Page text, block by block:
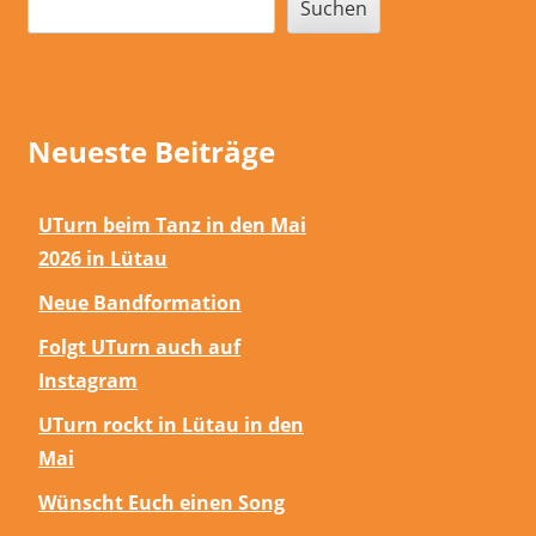
Suchen
Neueste Beiträge
UTurn beim Tanz in den Mai
2026 in Lütau
Neue Bandformation
Folgt UTurn auch auf
Instagram
UTurn rockt in Lütau in den
Mai
Wünscht Euch einen Song